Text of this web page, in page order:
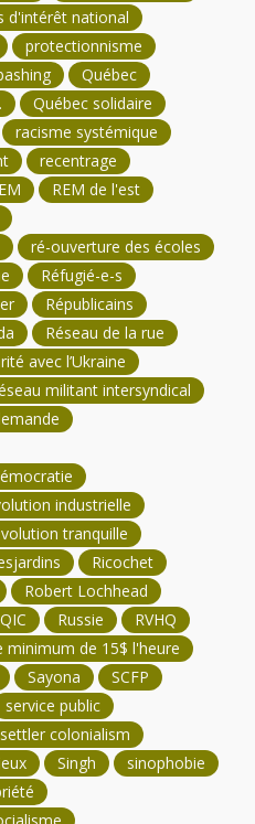
d'intérêt national
protectionnisme
Québec
Québec solidaire
racisme systémique
recentrage
REM de l'est
ré-ouverture des écoles
Réfugié-e-s
Républicains
Réseau de la rue
avec l’Ukraine
militant intersyndical
industrielle
tranquille
Ricochet
Robert Lochhead
Russie
RVHQ
minimum de 15$ l'heure
Sayona
SCFP
service public
settler colonialism
Singh
sinophobie